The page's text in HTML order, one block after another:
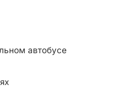
автобусе